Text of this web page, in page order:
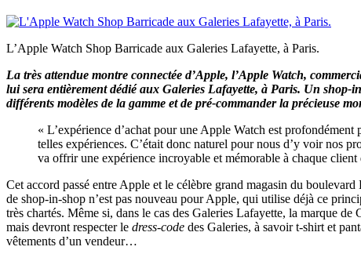
L’Apple Watch Shop Barricade aux Galeries Lafayette, à Paris.
La très attendue montre connectée d’Apple, l’Apple Watch,
lui sera entièrement dédié aux Galeries Lafayette, à Paris. Un shop-
différents modèles de la gamme et de pré-commander la précieuse
« L’expérience d’achat pour une Apple Watch est
telles expériences. C’était donc naturel pour nous d’y voir nos
va offrir une expérience incroyable et mémorable à chaque
Cet accord passé entre Apple et le célèbre grand magasin du
de shop-in-shop n’est pas nouveau pour Apple, qui utilise déjà ce
très chartés. Même si, dans le cas des Galeries Lafayette, la marque
mais devront respecter le dress-code des Galeries, à savoir t-shirt et
vêtements d’un vendeur…